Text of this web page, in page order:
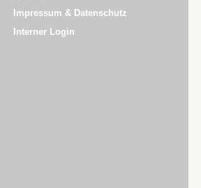
Impressum & Datenschutz
Interner Login